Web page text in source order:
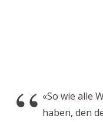
«So wie alle
haben, den